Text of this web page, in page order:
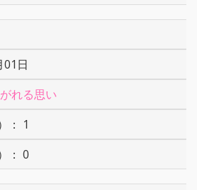
01日
れる思い
1
0